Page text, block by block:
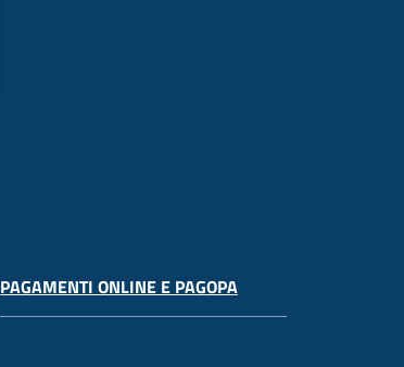
PAGAMENTI ONLINE E PAGOPA